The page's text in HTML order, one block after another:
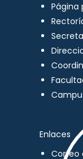
Página
Enlaces
Correo